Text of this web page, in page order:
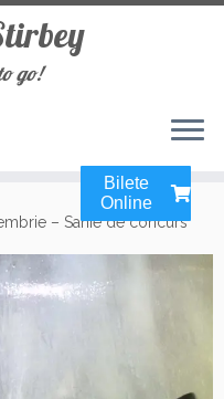
go!
– Sanie de concurs
Bilete
Online